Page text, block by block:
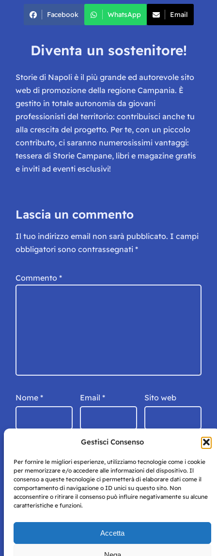
Gestisci Consenso
Per fornire le migliori esperienze, utilizziamo tecnologie come i cookie
per memorizzare e/o accedere alle informazioni del dispositivo. Il
consenso a queste tecnologie ci permetterà di elaborare dati come il
comportamento di navigazione o ID unici su questo sito. Non
acconsentire o ritirare il consenso può influire negativamente su alcune
caratteristiche e funzioni.
Accetta
Facebook WhatsApp Email
Diventa un sostenitore!
Storie di Napoli è il più grande ed autorevole sito
web di promozione della regione Campania. È
gestito in totale autonomia da giovani
professionisti del territorio: contribuisci anche tu
alla crescita del progetto. Per te, con un piccolo
contributo, ci saranno numerosissimi vantaggi:
tessera di Storie Campane, libri e magazine gratis
e inviti ad eventi esclusivi!
Lascia un commento
Il tuo indirizzo email non sarà pubblicato. I campi
obbligatori sono contrassegnati *
Commento *
Nome * Email * Sito web
Storie di Napoli è una testata registrata presso il tribunale di